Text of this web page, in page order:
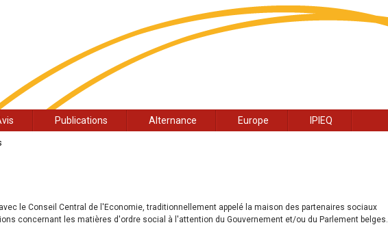
Publications Alternance Europe IPIEQ
le Conseil Central de l'Economie, traditionnellement appelé la maison des partenaires sociaux
concernant les matières d'ordre social à l'attention du Gouvernement et/ou du Parlement belges.